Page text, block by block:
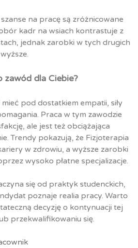
na pracę są zróżnicowane
kadr na wsiach kontrastuje z
jednak zarobki w tych drugich
zawód dla Ciebie?
pod dostatkiem empatii, siły
Praca w tym zawodzie
ale jest też obciążająca
Trendy pokazują, że Fizjoterapia
w zdrowiu, a wyższe zarobki
wysoko płatne specjalizacje.
się od praktyk studenckich,
poznaje realia pracy. Warto
decyzję o kontynuacji tej
przekwalifikowaniu się.